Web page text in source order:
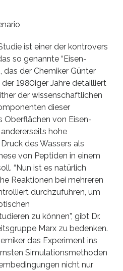
ist einer der kontrovers
so genannte “Eisen-
das der Chemiker Günter
1980iger Jahre detailliert
der wissenschaftlichen
dieser
Oberflächen von Eisen-
hohe
des Wassers als
von Peptiden in einem
“Nun ist es natürlich
Reaktionen bei mehreren
durchzuführen, um
zu können”, gibt Dr.
Marx zu bedenken.
das Experiment ins
Simulationsmethoden
nicht nur